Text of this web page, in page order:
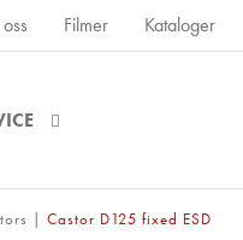
Filmer Kataloger
|Castor D125 fixed ESD